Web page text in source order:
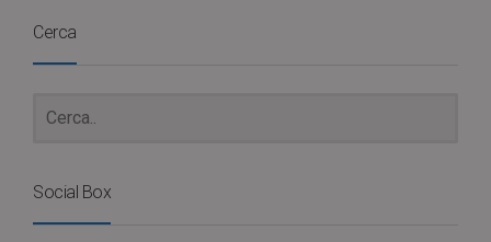
Cerca
Social Box